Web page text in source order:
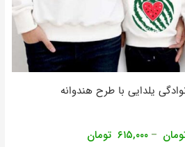
یلدایی با طرح هندوانه
– ۶۱۵,۰۰۰ تومان